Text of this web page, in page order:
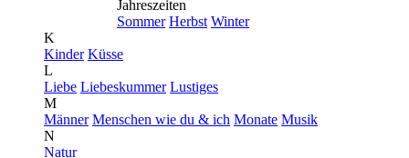
Jahreszeiten
Sommer Herbst Winter
K
Kinder Küsse
L
Liebe Liebeskummer Lustiges
M
Männer Menschen wie du & ich Monate Musik
N
Natur